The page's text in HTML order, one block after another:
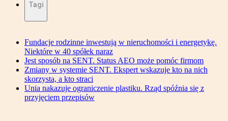
Tagi
Fundacje rodzinne inwestują w nieruchomości i energetykę.
Niektóre w 40 spółek naraz
Jest sposób na SENT. Status AEO może pomóc firmom
Zmiany w systemie SENT. Ekspert wskazuje kto na nich
skorzysta, a kto straci
Unia nakazuje ograniczenie plastiku. Rząd spóźnia się z
przyjęciem przepisów